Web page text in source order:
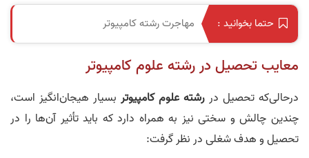
حتما بخوانید : مهاجرت رشته کامپیوتر
معایب تحصیل در رشته علوم کامپیوتر
درحالی‌که تحصیل در رشته علوم کامپیوتر بسیار هیجان‌انگیز است،
چندین چالش و سختی نیز به همراه دارد که باید تأثیر آن‌ها را در
تحصیل و هدف شغلی در نظر گرفت: